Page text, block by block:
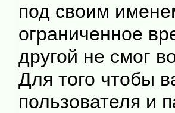
под своим
ограниченное
другой не смог
Для того чтобы
пользователя и